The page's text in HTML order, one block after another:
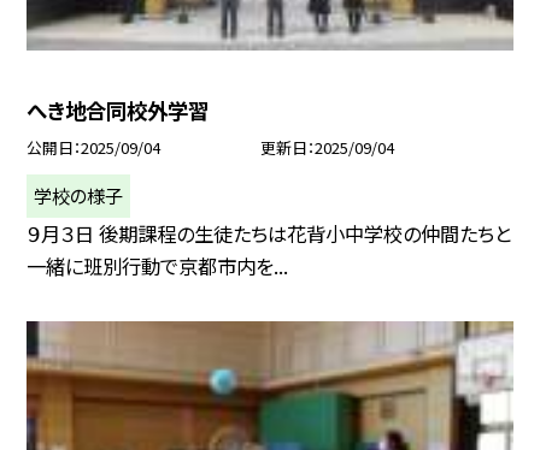
へき地合同校外学習
公開日 2025/09/04 更新日 2025/09/04
学校の様子
９月３日 後期課程の生徒たちは花背小中学校の仲間たちと
一緒に班別行動で京都市内を...